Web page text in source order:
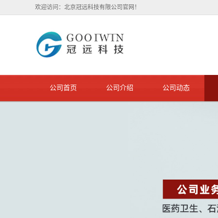
欢迎访问：北京冠远科技有限公司官网！
公司首页 公司介绍 公司动态